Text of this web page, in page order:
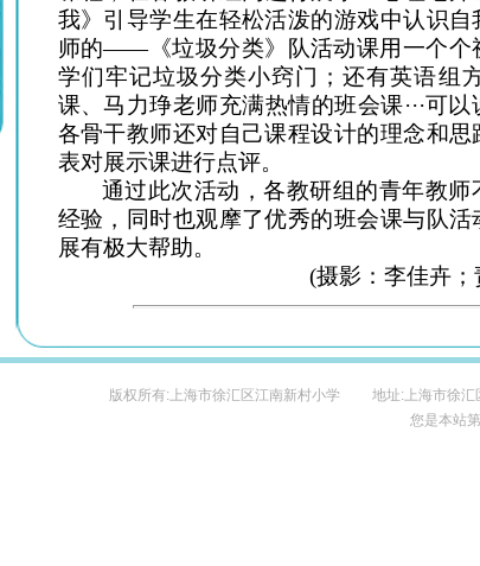
我》引导学生在轻松活泼的游戏中认识
师的——《垃圾分类》队活动课用一个个
学们牢记垃圾分类小窍门；还有英语组
课、马力琤老师充满热情的班会课···可
各骨干教师还对自己课程设计的理念和
表对展示课进行点评。
通过此次活动，各教研组的青年教
经验，同时也观摩了优秀的班会课与队
展有极大帮助。
(摄影：李佳卉；责任编
版权所有:上海市徐汇区江南新村小学 地址:上海市徐
您是本站第